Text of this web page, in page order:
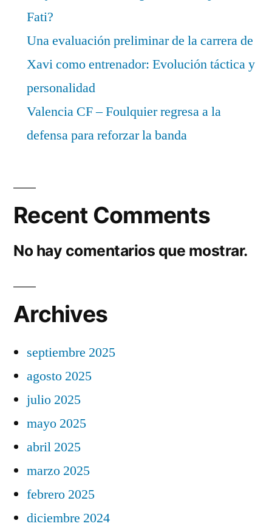
Fati?
Una evaluación preliminar de la carrera de
Xavi como entrenador: Evolución táctica y
personalidad
Valencia CF – Foulquier regresa a la
defensa para reforzar la banda
Recent Comments
No hay comentarios que mostrar.
Archives
septiembre 2025
agosto 2025
julio 2025
mayo 2025
abril 2025
marzo 2025
febrero 2025
diciembre 2024